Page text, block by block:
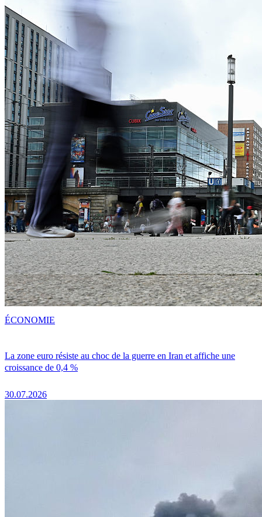
La zone euro résiste au choc de la guerre en Iran et affiche une
croissance de 0,4 %
30.07.2026
ÉCONOMIE